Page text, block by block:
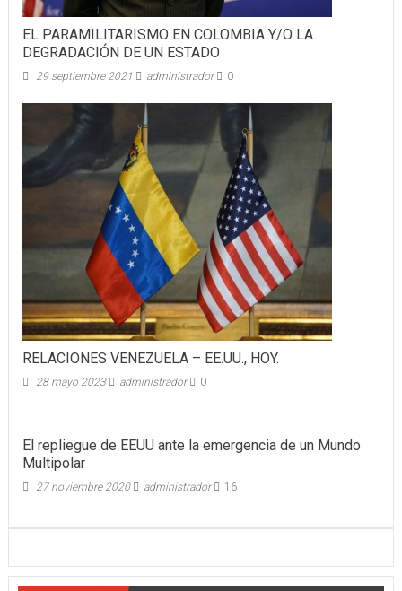
EL PARAMILITARISMO EN COLOMBIA Y/O LA
DEGRADACIÓN DE UN ESTADO
29 septiembre 2021 administrador 0
RELACIONES VENEZUELA – EE.UU., HOY.
28 mayo 2023 administrador 0
El repliegue de EEUU ante la emergencia de un Mundo
Multipolar
27 noviembre 2020 administrador 16